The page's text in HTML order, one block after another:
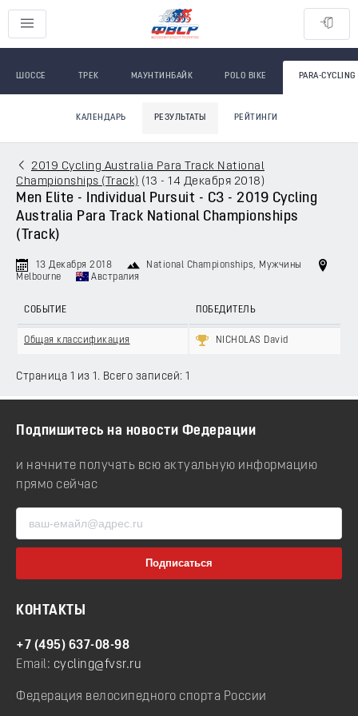
ШОССЕ ТРЕК МАУНТИНБАЙК POLO BIKE PARA-CYCLING
КАЛЕНДАРЬ РЕЗУЛЬТАТЫ РЕЙТИНГИ
2019 Cycling Australia Para Track National
Championships (Track) (13 - 14 Декабря 2018 )
Men Elite - Individual Pursuit - C3 - 2019 Cycling
Australia Para Track National Championships
(Track)
13 Декабря 2018 National Championships, Мужчины
Melbourne
Австралия
СОБЫТИЕ ПОБЕДИТЕЛЬ
Общая классификация NICHOLAS David
Страница 1 из 1. Всего записей: 1
Подпишитесь на новости Федерации
и начните получать всю актуальную информацию
прямо сейчас
КОНТАКТЫ
+7 (495) 637-08-98
Email: cycling@fvsr.ru
Федерация велосипедного спорта России